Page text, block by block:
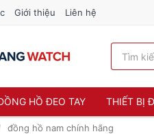
Giới thiệu Liên hệ
HỒ ĐEO TAY THIẾT BỊ
đồng hồ nam chính hãng